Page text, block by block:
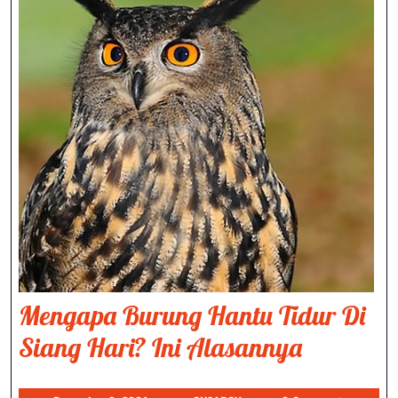
Mengapa Burung Hantu Tidur Di
Siang Hari? Ini AlasannyaMengapa